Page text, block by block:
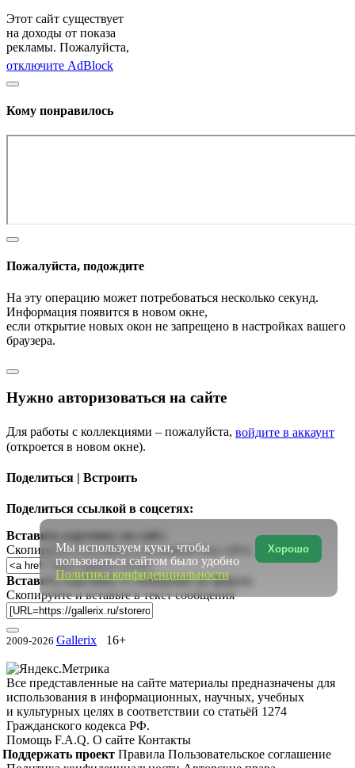
Этот сайт существует
на доходы от показа
рекламы. Пожалуйста,
отключите AdBlock
Кому понравилось
Пожалуйста, подождите
На эту операцию может потребоваться несколько секунд.
Информация появится в новом окне,
если открытие новых окон не запрещено в настройках вашего
браузера.
Нужно авторизоваться на сайте
Для работы с коллекциями – пожалуйста, войдите в аккаунт
(откроется в новом окне).
Поделиться | Встроить
Поделиться ссылкой в соцсетях:
Вставить картинку на сайт:
Скопируйте и вставьте в исходный код сайта
Вставить картинку в сообщение на форум:
Скопируйте и вставьте в текст сообщения
2009-2026 Gallerix 16+
Все представленные на сайте материалы предназначены для
использования в информационных, научных, учебных
и культурных целях в соответствии со статьёй 1274
Гражданского кодекса РФ.
Помощь F.A.Q. О сайте Контакты
Поддержать проект Правила Пользовательское соглашение
Хорошо
Мы используем куки, чтобы
пользоваться сайтом было удобно
Политика конфиденциальности